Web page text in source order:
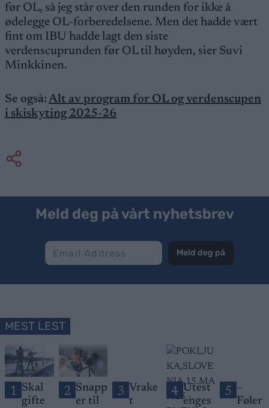
før OL, så jeg står over den runden for ikke å
ødelegge OL-forberedelsene. Men det hadde vært
fint om IBU hadde lagt den siste
verdenscuprunden før OL til høyden, sier Suvi
Minkkinen.
Se også: Alt av program for OL og verdenscupen
i skiskyting 2025-26
Meld deg på vårt nyhetsbrev
Meld deg på
MEST LEST
1 Skal
gifte
2 Snapp
er til
3 Vrake
t
4 Utest
enges
5 –
Føler